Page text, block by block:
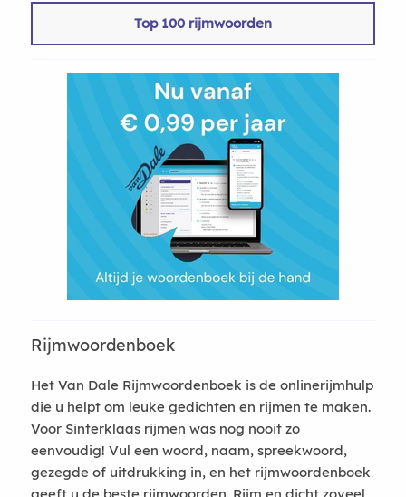
Top 100 rijmwoorden
Rijmwoordenboek
Het Van Dale Rijmwoordenboek is de onlinerijmhulp
die u helpt om leuke gedichten en rijmen te maken.
Voor Sinterklaas rijmen was nog nooit zo
eenvoudig! Vul een woord, naam, spreekwoord,
gezegde of uitdrukking in, en het rijmwoordenboek